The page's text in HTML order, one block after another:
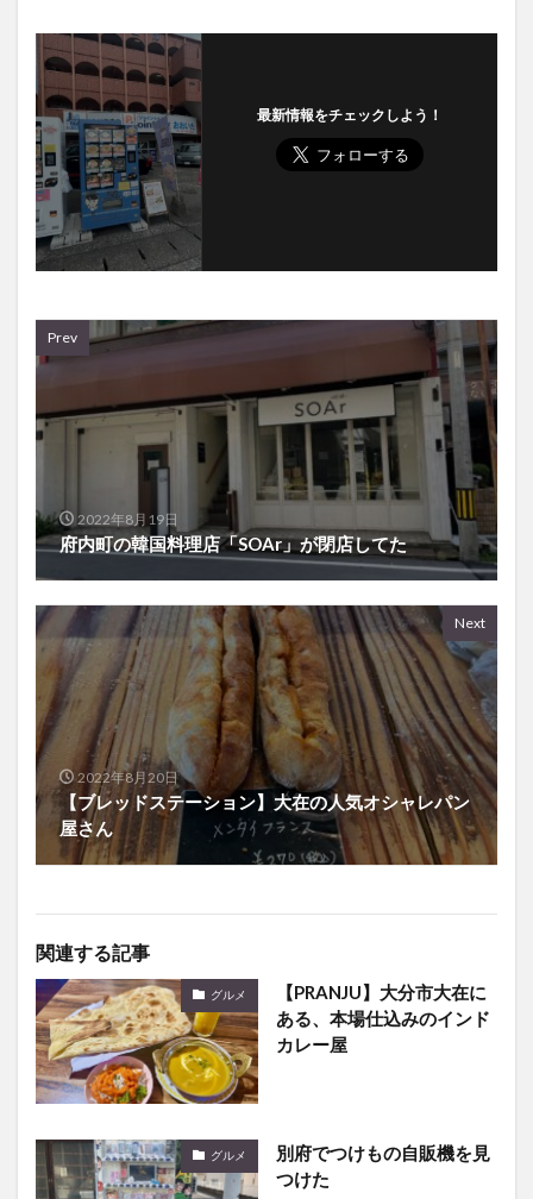
最新情報をチェックしよう！
Prev
2022年8月19日
府内町の韓国料理店「SOAr」が閉店してた
Next
2022年8月20日
【ブレッドステーション】大在の人気オシャレパン
屋さん
関連する記事
グルメ
【PRANJU】大分市大在に
ある、本場仕込みのインド
カレー屋
グルメ
別府でつけもの自販機を見
つけた